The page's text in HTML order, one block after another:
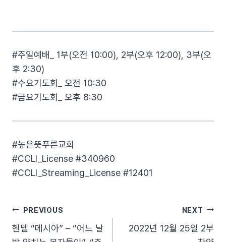
#주일예배_ 1부(오전 10:00), 2부(오후 12:00), 3부(오
후 2:30)
#수요기도회_ 오전 10:30
#금요기도회_ 오후 8:30
#높은뜻푸른교회​
#CCLI_License​ #340960​
#CCLI_Streaming_License​ #12401
글PREVIOUS
헨델 “메시아” – “어느 날
NEXT
2022년 12월 25일 2부